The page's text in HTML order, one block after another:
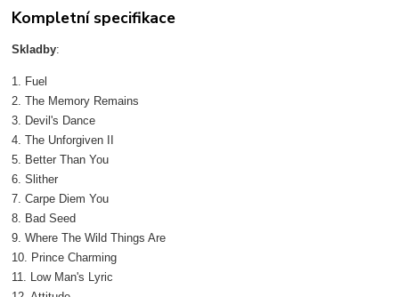
Kompletní specifikace
Skladby:
1. Fuel
2. The Memory Remains
3. Devil's Dance
4. The Unforgiven II
5. Better Than You
6. Slither
7. Carpe Diem You
8. Bad Seed
9. Where The Wild Things Are
10. Prince Charming
11. Low Man's Lyric